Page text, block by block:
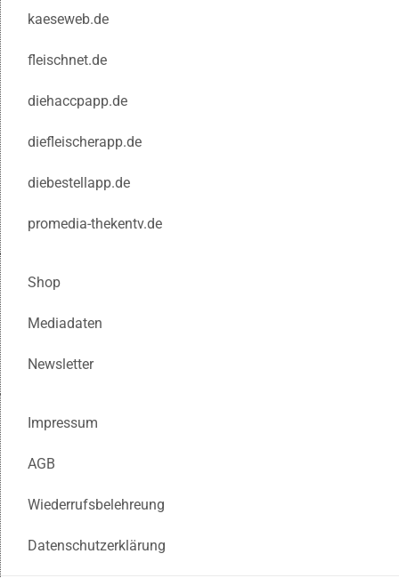
kaeseweb.de
fleischnet.de
diehaccpapp.de
diefleischerapp.de
diebestellapp.de
promedia-thekentv.de
Shop
Mediadaten
Newsletter
Impressum
AGB
Wiederrufsbelehreung
Datenschutzerklärung